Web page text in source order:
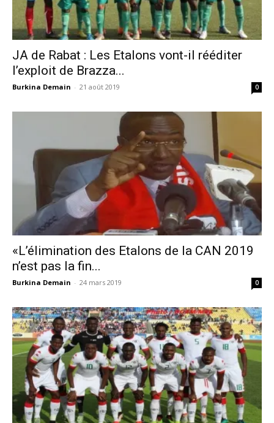
JA de Rabat : Les Etalons vont-il rééditer
l’exploit de Brazza...
Burkina Demain - 21 août 2019 0
«L’élimination des Etalons de la CAN 2019
n’est pas la fin...
Burkina Demain - 24 mars 2019 0